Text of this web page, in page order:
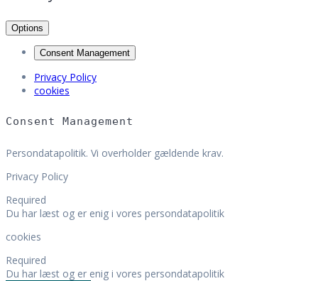
Options
Consent Management
Privacy Policy
cookies
Consent Management
Persondatapolitik. Vi overholder gældende krav.
Privacy Policy
Required
Du har læst og er enig i vores persondatapolitik
cookies
Required
Du har læst og er enig i vores persondatapolitik